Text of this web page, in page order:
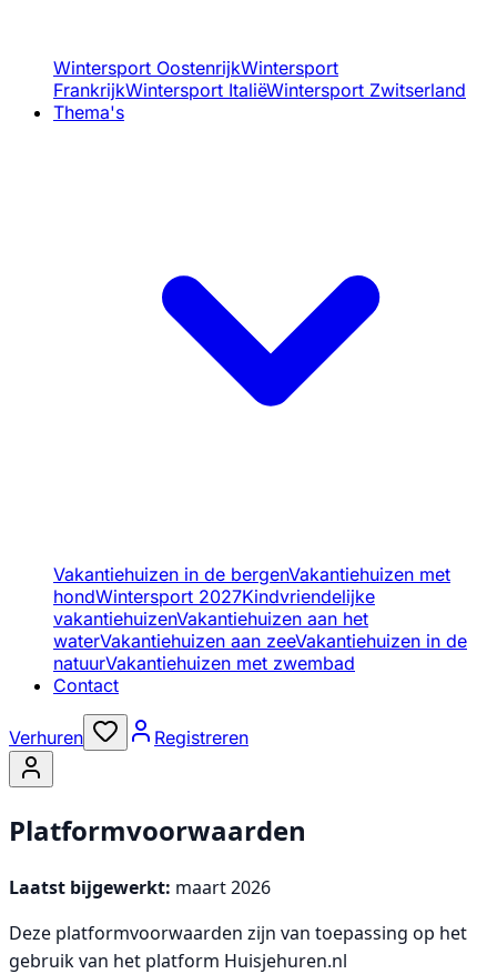
Wintersport OostenrijkWintersport
FrankrijkWintersport ItaliëWintersport Zwitserland
Thema's
Vakantiehuizen in de bergenVakantiehuizen met
hondWintersport 2027Kindvriendelijke
vakantiehuizenVakantiehuizen aan het
waterVakantiehuizen aan zeeVakantiehuizen in de
natuurVakantiehuizen met zwembad
Contact
Verhuren Registreren
Platformvoorwaarden
Laatst bijgewerkt: maart 2026
Deze platformvoorwaarden zijn van toepassing op het
gebruik van het platform Huisjehuren.nl